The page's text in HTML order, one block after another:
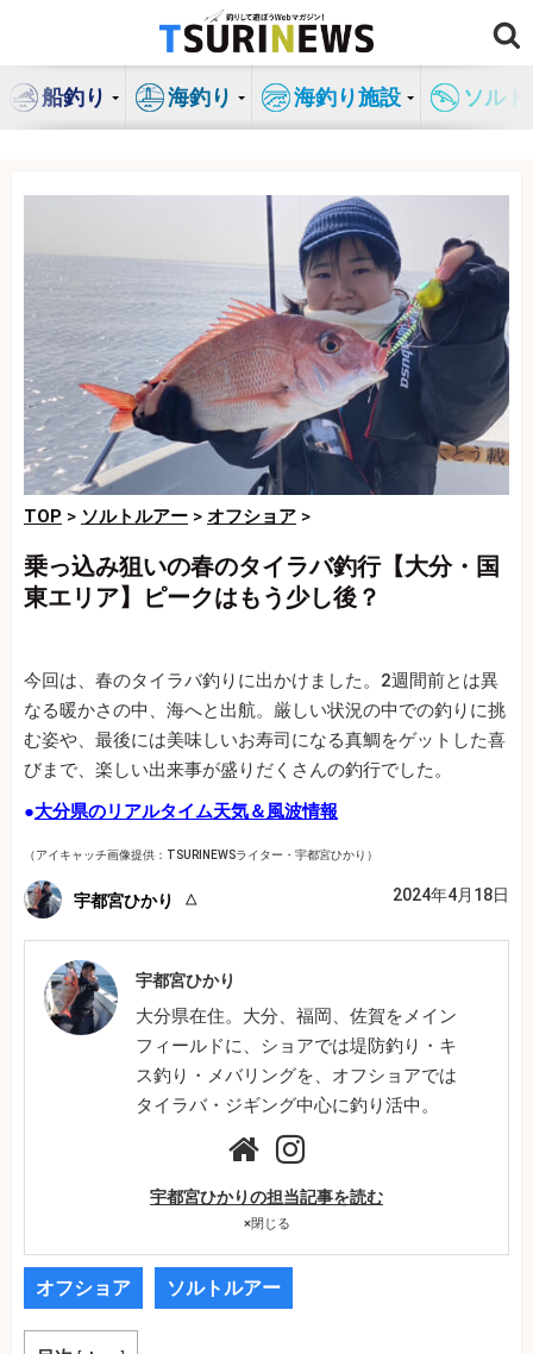
ン
船釣り 海釣り 海釣り施設 ソル
TOP > ソルトルアー > オフショア >
乗っ込み狙いの春のタイラバ釣行【大分・国
東エリア】ピークはもう少し後？
今回は、春のタイラバ釣りに出かけました。2週間前とは異
なる暖かさの中、海へと出航。厳しい状況の中での釣りに挑
む姿や、最後には美味しいお寿司になる真鯛をゲットした喜
びまで、楽しい出来事が盛りだくさんの釣行でした。
●大分県のリアルタイム天気＆風波情報
（アイキャッチ画像提供：TSURINEWSライター・宇都宮ひかり）
宇都宮ひかり 2024年4月18日
宇都宮ひかり
大分県在住。大分、福岡、佐賀をメイン
フィールドに、ショアでは堤防釣り・キ
ス釣り・メバリングを、オフショアでは
タイラバ・ジギング中心に釣り活中。
宇都宮ひかりの担当記事を読む
×閉じる
オフショア ソルトルアー